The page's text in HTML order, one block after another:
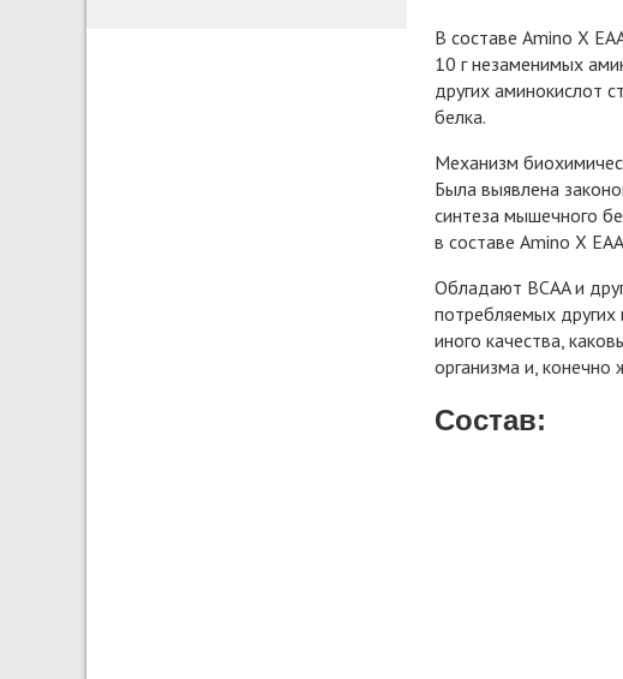
В составе Amino X
10 г незаменимых
других аминокислот
белка.
Механизм
Была выявлена
синтеза мышечного
в составе Amino X
Обладают BCAA и
потребляемых других
иного качества,
организма и,
Состав: